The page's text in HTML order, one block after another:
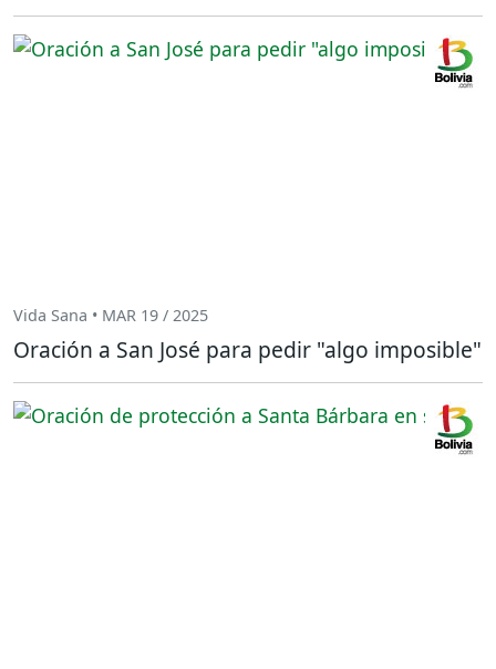
Vida Sana • MAR 19 / 2025
Oración a San José para pedir "algo imposible"